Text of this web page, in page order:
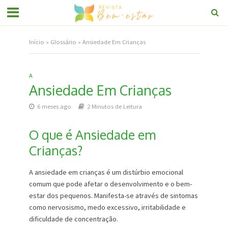
Início » Glossário » Ansiedade Em Crianças
A
Ansiedade Em Crianças
6 meses ago 2 Minutos de Leitura
O que é Ansiedade em
Crianças?
A ansiedade em crianças é um distúrbio emocional
comum que pode afetar o desenvolvimento e o bem-
estar dos pequenos. Manifesta-se através de sintomas
como nervosismo, medo excessivo, irritabilidade e
dificuldade de concentração.